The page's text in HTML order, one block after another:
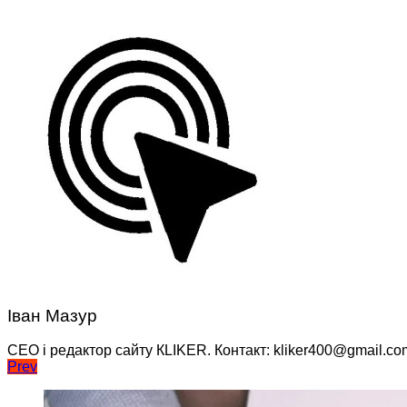
Іван Мазур
CEO і редактор сайту КLIKER. Контакт:
Навігація
записів
Prev